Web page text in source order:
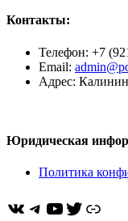
Контакты:
Телефон: +7
Email:
Адрес:
Юридическая
Политика
ВКонтакте
Telegram
YouTube
Twitter